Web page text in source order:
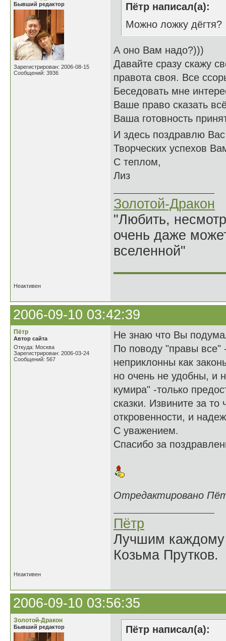
Бывший редактор
Зарегистрирован: 2006-08-15
Сообщений: 3936
Пётр написал(а):
Можно ложку дёгтя?
А оно Вам надо?)))
Давайте сразу скажу
правота своя. Все
Беседовать мне
Ваше право сказать
Ваша готовность
И здесь поздравлю
Творческих успехов
С теплом,
Лиз
Золотой-Дракон
"Любить,
очень даже
вселенной"
Неактивен
2006-09-10 03:42:39
Пётр
Автор сайта
Откуда: Москва
Зарегистрирован: 2006-03-24
Сообщений: 567
Не знаю что Вы
По поводу "правы все"
неприклонны как
но очень не удобны, и
кумира" -только
сказки. Извините за
откровенности, и
С уважением.
Спасибо за
Отредактировано
Пётр
Лучшим каждому
Козьма Прутков.
Неактивен
2006-09-10 03:56:35
Золотой-Дракон
Бывший редактор
Пётр написал(а):